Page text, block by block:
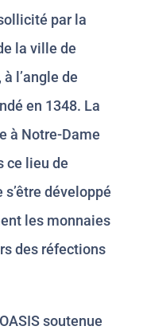
par la
la ville de
l’angle de
en 1348. La
à Notre-Dame
ce lieu de
développé
les monnaies
des réfections
soutenue